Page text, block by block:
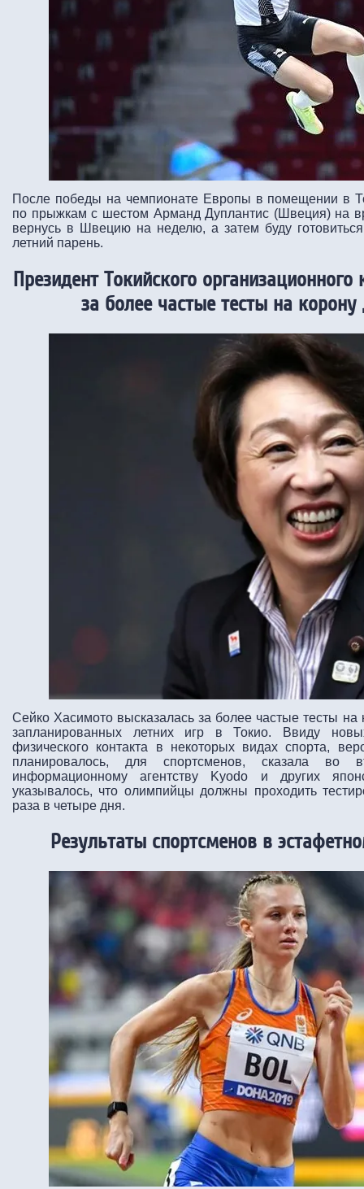
После победы на чемпионате Европы в помещении в
по прыжкам с шестом Арманд Дуплантис (Швеция) на
вернусь в Швецию на неделю, а затем буду
летний парень.
Президент Токийского
за более частые тесты на
Сейко Хасимото высказалась за более частые тесты
запланированных летних игр в Токио. Ввиду
физического контакта в некоторых видах спорта,
планировалось, для спортсменов, сказала во
информационному агентству Kyodo и других
указывалось, что олимпийцы должны проходить
раза в четыре дня.
Результаты спортсменов в